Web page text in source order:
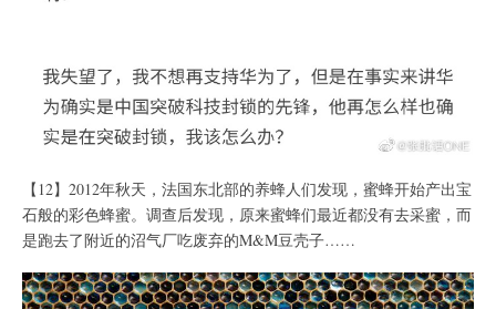
【12】2012年秋天，法国东北部的养蜂人们发现，蜜蜂开始产出宝
石般的彩色蜂蜜。调查后发现，原来蜜蜂们最近都没有去采蜜，而
是跑去了附近的沼气厂吃废弃的M&M豆壳子……